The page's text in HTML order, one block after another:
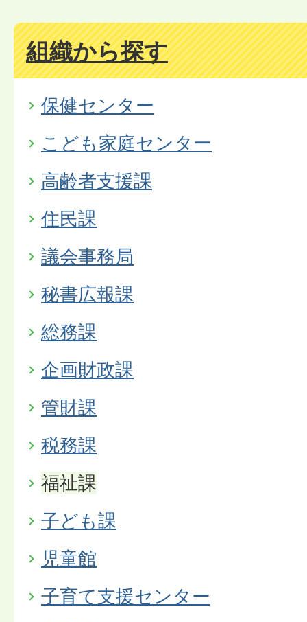
組織から探す
保健センター
こども家庭センター
高齢者支援課
住民課
議会事務局
秘書広報課
総務課
企画財政課
管財課
税務課
福祉課
子ども課
児童館
子育て支援センター